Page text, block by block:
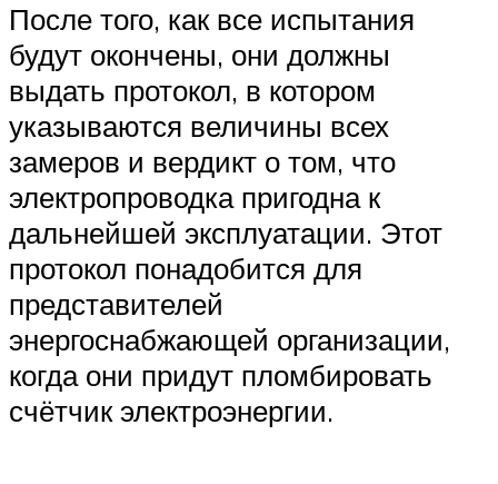
После того, как все испытания
будут окончены, они должны
выдать протокол, в котором
указываются величины всех
замеров и вердикт о том, что
электропроводка пригодна к
дальнейшей эксплуатации. Этот
протокол понадобится для
представителей
энергоснабжающей организации,
когда они придут пломбировать
счётчик электроэнергии.